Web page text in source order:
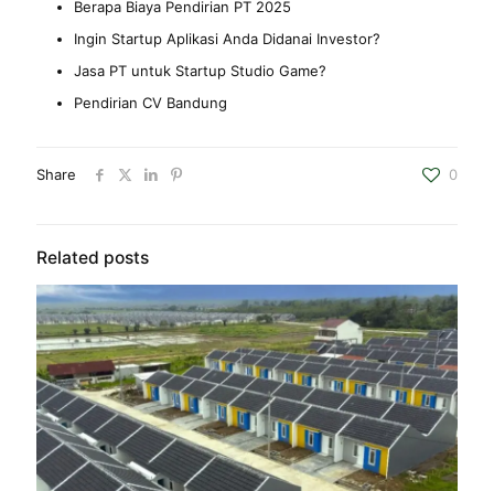
Berapa Biaya Pendirian PT 2025
Ingin Startup Aplikasi Anda Didanai Investor?
Jasa PT untuk Startup Studio Game?
Pendirian CV Bandung
Share 0
Related posts